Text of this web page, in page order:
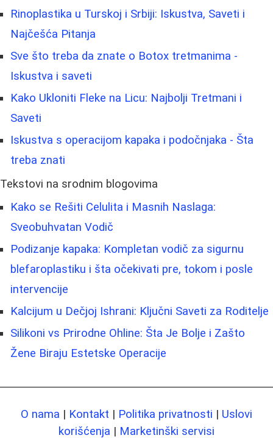
Rinoplastika u Turskoj i Srbiji: Iskustva, Saveti i
Najčešća Pitanja
Sve što treba da znate o Botox tretmanima -
Iskustva i saveti
Kako Ukloniti Fleke na Licu: Najbolji Tretmani i
Saveti
Iskustva s operacijom kapaka i podočnjaka - Šta
treba znati
Tekstovi na srodnim blogovima
Kako se Rešiti Celulita i Masnih Naslaga:
Sveobuhvatan Vodič
Podizanje kapaka: Kompletan vodič za sigurnu
blefaroplastiku i šta očekivati pre, tokom i posle
intervencije
Kalcijum u Dečjoj Ishrani: Ključni Saveti za Roditelje
Silikoni vs Prirodne Ohline: Šta Je Bolje i Zašto
Žene Biraju Estetske Operacije
O nama | Kontakt | Politika privatnosti | Uslovi
korišćenja | Marketinški servisi